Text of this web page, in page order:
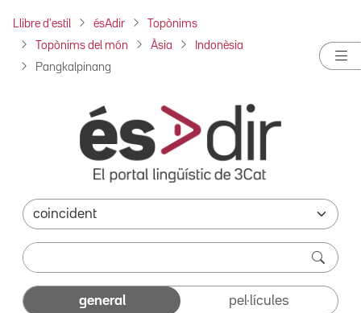
Llibre d'estil ésAdir Topònims
Topònims del món Àsia Indonèsia
Pangkalpinang
general pel·lícules